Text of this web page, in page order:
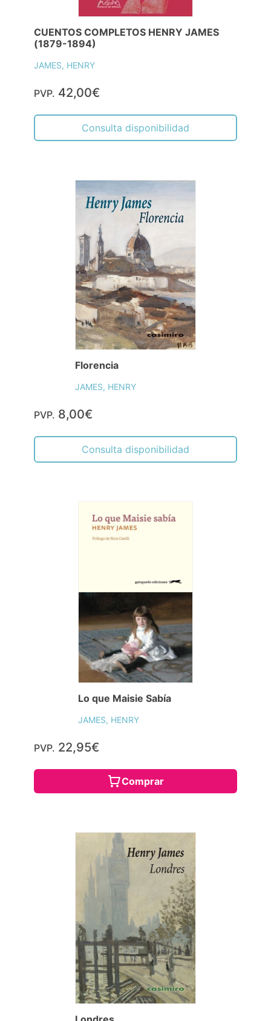
CUENTOS COMPLETOS HENRY JAMES
(1879-1894)
JAMES, HENRY
PVP. 42,00€
Consulta disponibilidad
Florencia
JAMES, HENRY
PVP. 8,00€
Consulta disponibilidad
Lo que Maisie Sabía
JAMES, HENRY
PVP. 22,95€
Comprar